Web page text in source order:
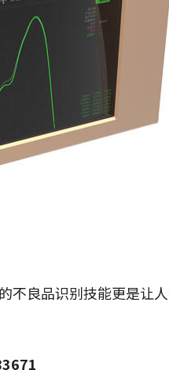
不良品识别技能更是让